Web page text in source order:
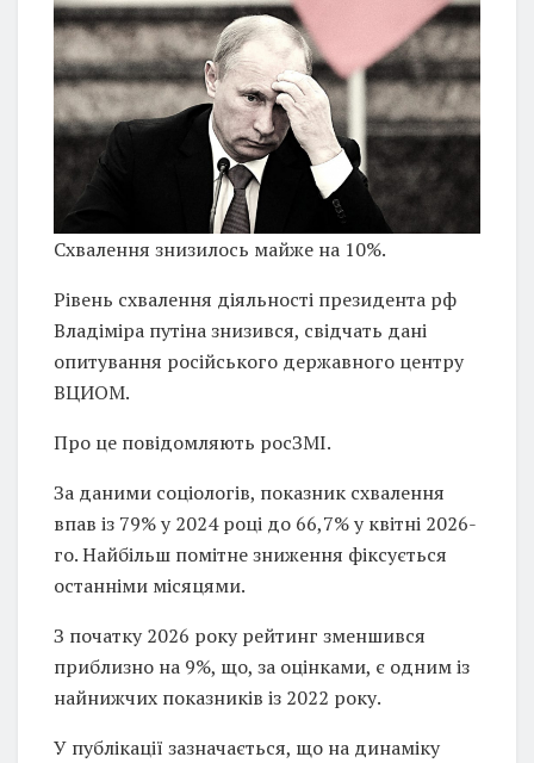
Схвалення знизилось майже на 10%.
Рівень схвалення діяльності президента рф
Владіміра путіна знизився, свідчать дані
опитування російського державного центру
ВЦИОМ.
Про це повідомляють росЗМІ.
За даними соціологів, показник схвалення
впав із 79% у 2024 році до 66,7% у квітні 2026-
го. Найбільш помітне зниження фіксується
останніми місяцями.
З початку 2026 року рейтинг зменшився
приблизно на 9%, що, за оцінками, є одним із
найнижчих показників із 2022 року.
У публікації зазначається, що на динаміку